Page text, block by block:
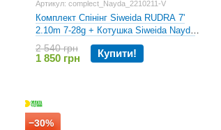
Артикул: complect_Nayda_2210211-V
Комплект Спінінг Siweida RUDRA 7'
2.10m 7-28g + Котушка Siweida Nayda
2500
2 540 грн
1 850 грн Купити!
−30%